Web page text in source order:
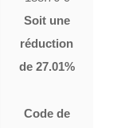
Soit une
réduction
de 27.01%
Code de